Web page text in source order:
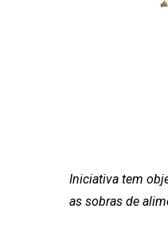
Iniciativa tem
as sobras de